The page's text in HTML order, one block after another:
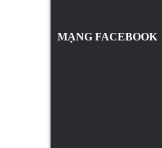
MẠNG FACEBOOK